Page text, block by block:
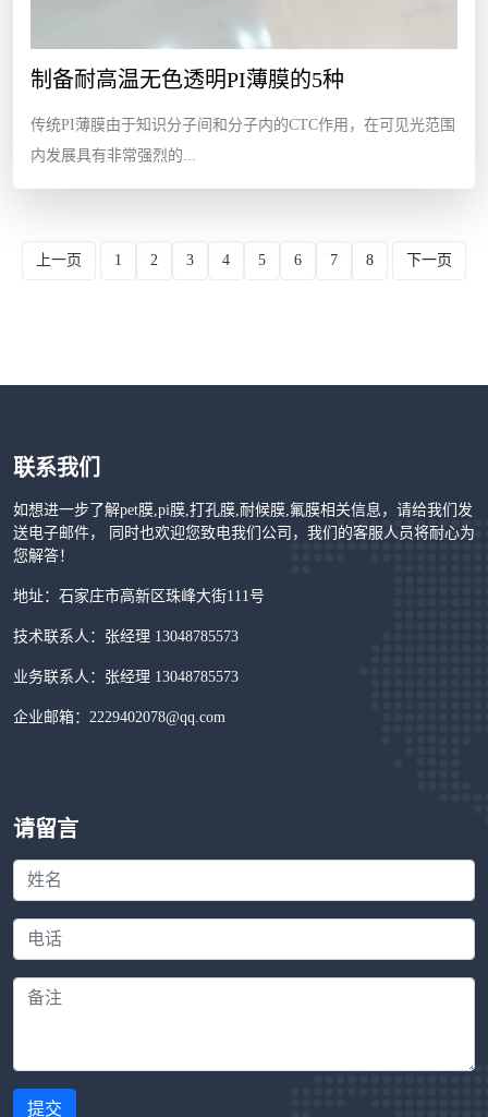
制备耐高温无色透明PI薄膜的5种
传统PI薄膜由于知识分子间和分子内的CTC作用，在可见光范围
内发展具有非常强烈的...
上一页 1 2 3 4 5 6 7 8 下一页
联系我们
如想进一步了解pet膜,pi膜,打孔膜,耐候膜,氟膜相关信息，请给我们发
送电子邮件， 同时也欢迎您致电我们公司，我们的客服人员将耐心为
您解答！
地址：石家庄市高新区珠峰大街111号
技术联系人：张经理 13048785573
业务联系人：张经理 13048785573
企业邮箱：2229402078@qq.com
请留言
提交